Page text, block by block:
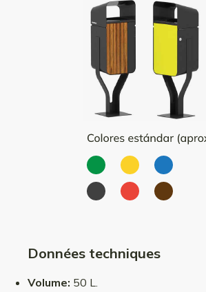
Données techniques
Volume: 50 L.